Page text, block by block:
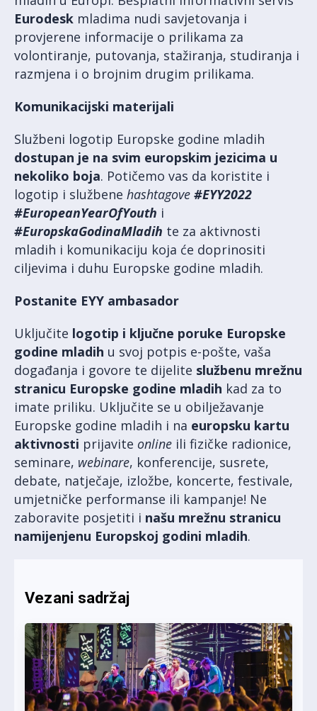
Eurodesk mladima nudi savjetovanja i
provjerene informacije o prilikama za
volontiranje, putovanja, stažiranja, studiranja i
razmjena i o brojnim drugim prilikama.
Komunikacijski materijali
Službeni logotip Europske godine mladih
dostupan je na svim europskim jezicima u
nekoliko boja. Potičemo vas da koristite i
logotip i službene hashtagove #EYY2022
#EuropeanYearOfYouth i
#EuropskaGodinaMladih te za aktivnosti
mladih i komunikaciju koja će doprinositi
ciljevima i duhu Europske godine mladih.
Postanite EYY ambasador
Uključite logotip i ključne poruke Europske
godine mladih u svoj potpis e-pošte, vaša
događanja i govore te dijelite službenu mrežnu
stranicu Europske godine mladih kad za to
imate priliku. Uključite se u obilježavanje
Europske godine mladih i na europsku kartu
aktivnosti prijavite online ili fizičke radionice,
seminare, webinare, konferencije, susrete,
debate, natječaje, izložbe, koncerte, festivale,
umjetničke performanse ili kampanje! Ne
zaboravite posjetiti i našu mrežnu stranicu
namijenjenu Europskoj godini mladih.
Vezani sadržaj